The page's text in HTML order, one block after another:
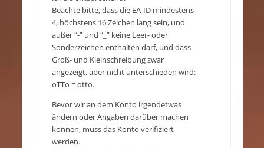
Beachte bitte, dass die EA-ID mindestens
4, höchstens 16 Zeichen lang sein, und
außer “-” und “_” keine Leer- oder
Sonderzeichen enthalten darf, und dass
Groß- und Kleinschreibung zwar
angezeigt, aber nicht unterschieden wird:
oTTo = otto.
Bevor wir an dem Konto irgendetwas
ändern oder Angaben darüber machen
können, muss das Konto verifiziert
werden.